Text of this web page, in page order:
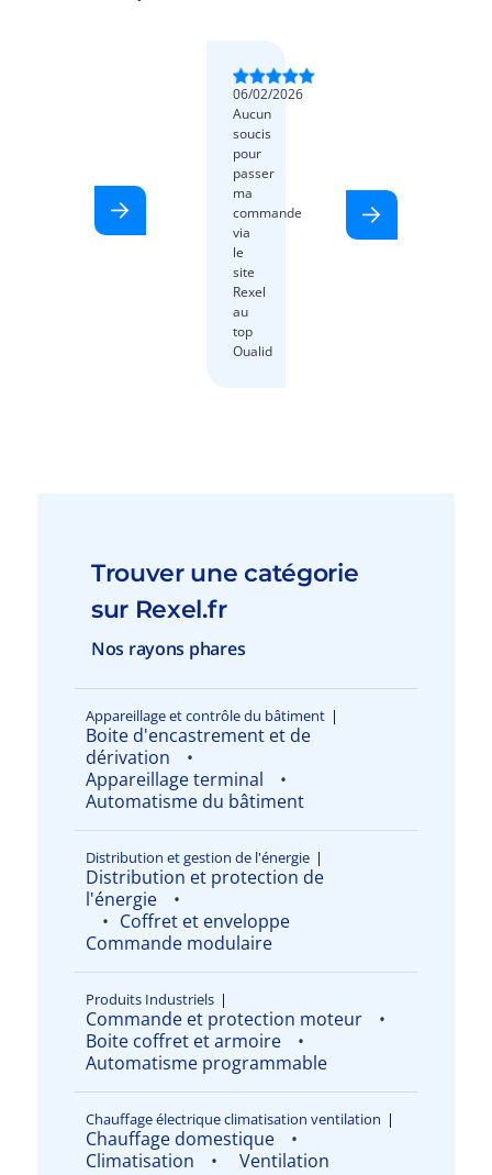
06/02/2026
Aucun
soucis
pour
passer
ma
commande
via
le
site
Rexel
au
top
Oualid
Trouver une catégorie
sur Rexel.fr
Nos rayons phares
Appareillage et contrôle du bâtiment |
Boite d'encastrement et de
dérivation
Appareillage terminal
Automatisme du bâtiment
Distribution et gestion de l'énergie |
Distribution et protection de
l'énergie
Coffret et enveloppe
Commande modulaire
Produits Industriels |
Commande et protection moteur
Boite coffret et armoire
Automatisme programmable
Chauffage électrique climatisation ventilation |
Chauffage domestique
Climatisation
Ventilation